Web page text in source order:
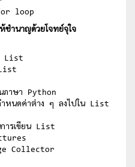
loop
ชำนาญด้วยโจทย์จุใจ
List
List
ภาษา Python
หนดค่าต่าง ๆ ลงไปใน List
ารเขียน List
Collector